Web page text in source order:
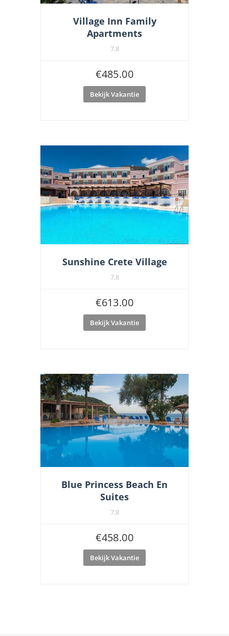
Village Inn Family
Apartments
7.8
€485.00
Bekijk Vakantie
Sunshine Crete Village
7.8
€613.00
Bekijk Vakantie
Blue Princess Beach En
Suites
7.8
€458.00
Bekijk Vakantie